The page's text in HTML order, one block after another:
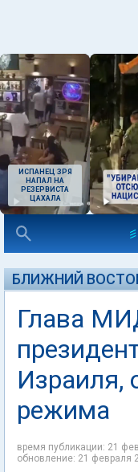
ИСПАНЕЦ ЗРЯ
НАПАЛ НА
РЕЗЕРВИСТА
ЦАХАЛА
БЛИЖНИЙ
Глава
Израиля,
режима
время публикации: 21
обновление: 21 февраля